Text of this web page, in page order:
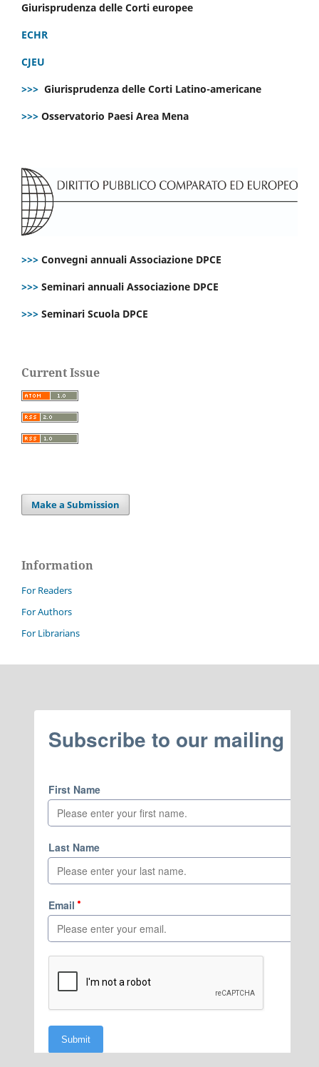
Giurisprudenza delle Corti europee
ECHR
CJEU
>>> Giurisprudenza delle Corti Latino-americane
>>> Osservatorio Paesi Area Mena
>>> Convegni annuali Associazione DPCE
>>> Seminari annuali Associazione DPCE
>>> Seminari Scuola DPCE
Current Issue
Make a Submission
Information
For Readers
For Authors
For Librarians